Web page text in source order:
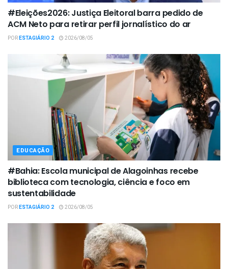
#Eleições2026: Justiça Eleitoral barra pedido de
ACM Neto para retirar perfil jornalístico do ar
PORESTAGIÁRIO 2 2026/08/05
EDUCAÇÃO
#Bahia: Escola municipal de Alagoinhas recebe
biblioteca com tecnologia, ciência e foco em
sustentabilidade
PORESTAGIÁRIO 2 2026/08/05